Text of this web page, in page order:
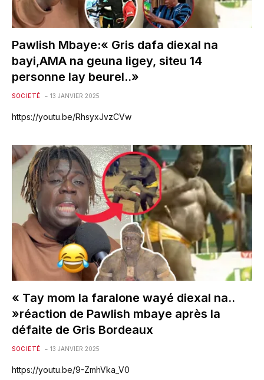
Pawlish Mbaye:« Gris dafa diexal na
bayi,AMA na geuna ligey, siteu 14
personne lay beurel..»
SOCIETÉ 13 JANVIER 2025
https://youtu.be/RhsyxJvzCVw
« Tay mom la faralone wayé diexal na..
»réaction de Pawlish mbaye après la
défaite de Gris Bordeaux
SOCIETÉ 13 JANVIER 2025
https://youtu.be/9-ZmhVka_V0